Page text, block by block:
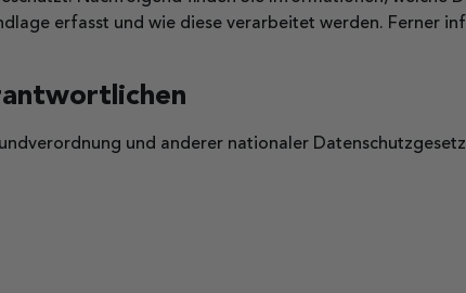
erfasst und wie diese verarbeitet werden. Ferner
und anderer nationaler